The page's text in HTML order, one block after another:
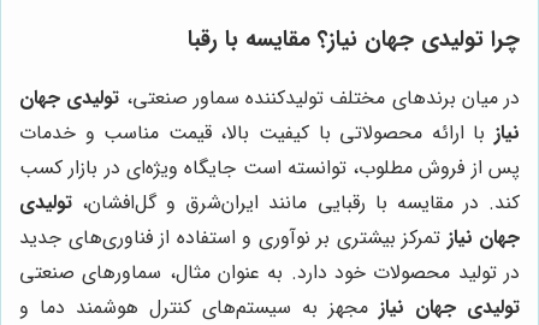
چرا تولیدی جهان نیاز؟ مقایسه با رقبا
در میان برندهای مختلف تولیدکننده سماور صنعتی، تولیدی جهان
نیاز با ارائه محصولاتی با کیفیت بالا، قیمت مناسب و خدمات
پس از فروش مطلوب، توانسته است جایگاه ویژه‌ای در بازار کسب
کند. در مقایسه با رقبایی مانند ایران‌شرق و گل‌افشان، تولیدی
جهان نیاز تمرکز بیشتری بر نوآوری و استفاده از فناوری‌های جدید
در تولید محصولات خود دارد. به عنوان مثال، سماورهای صنعتی
تولیدی جهان نیاز مجهز به سیستم‌های کنترل هوشمند دما و